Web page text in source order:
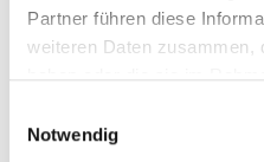
Partner führen diese
weiteren Daten zusammen,
haben oder die sie im
Notwendig
でご連絡ください：
その他のことに関する
レスまでご連絡ください